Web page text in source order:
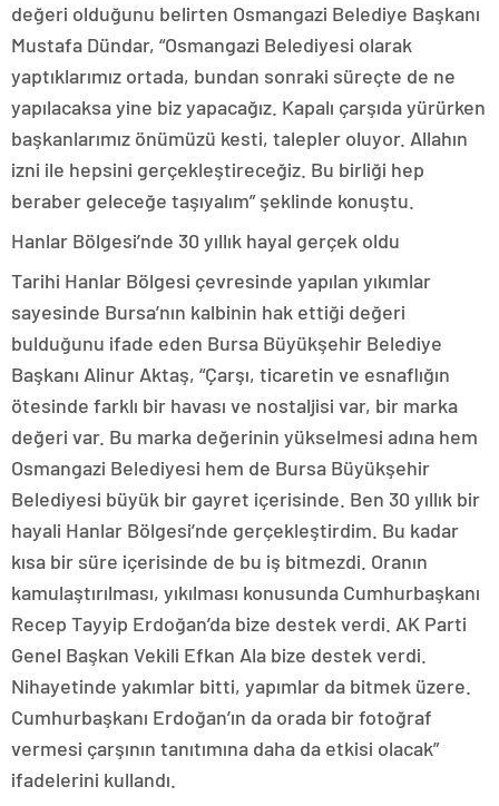
değeri olduğunu belirten Osmangazi Belediye Başkanı
Mustafa Dündar, “Osmangazi Belediyesi olarak
yaptıklarımız ortada, bundan sonraki süreçte de ne
yapılacaksa yine biz yapacağız. Kapalı çarşıda yürürken
başkanlarımız önümüzü kesti, talepler oluyor. Allahın
izni ile hepsini gerçekleştireceğiz. Bu birliği hep
beraber geleceğe taşıyalım” şeklinde konuştu.
Hanlar Bölgesi’nde 30 yıllık hayal gerçek oldu
Tarihi Hanlar Bölgesi çevresinde yapılan yıkımlar
sayesinde Bursa’nın kalbinin hak ettiği değeri
bulduğunu ifade eden Bursa Büyükşehir Belediye
Başkanı Alinur Aktaş, “Çarşı, ticaretin ve esnaflığın
ötesinde farklı bir havası ve nostaljisi var, bir marka
değeri var. Bu marka değerinin yükselmesi adına hem
Osmangazi Belediyesi hem de Bursa Büyükşehir
Belediyesi büyük bir gayret içerisinde. Ben 30 yıllık bir
hayali Hanlar Bölgesi’nde gerçekleştirdim. Bu kadar
kısa bir süre içerisinde de bu iş bitmezdi. Oranın
kamulaştırılması, yıkılması konusunda Cumhurbaşkanı
Recep Tayyip Erdoğan’da bize destek verdi. AK Parti
Genel Başkan Vekili Efkan Ala bize destek verdi.
Nihayetinde yakımlar bitti, yapımlar da bitmek üzere.
Cumhurbaşkanı Erdoğan’ın da orada bir fotoğraf
vermesi çarşının tanıtımına daha da etkisi olacak”
ifadelerini kullandı.